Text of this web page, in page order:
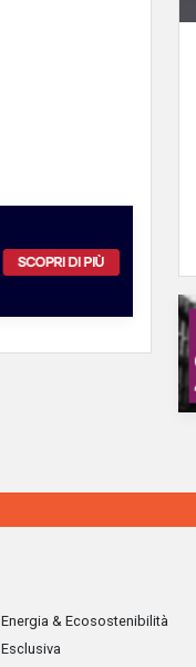
Energia & Ecosostenibilità
Esclusiva